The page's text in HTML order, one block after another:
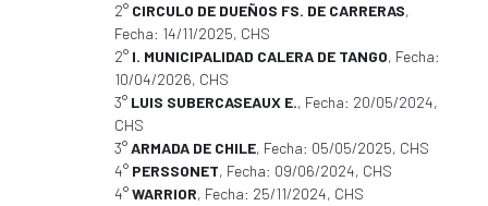
2° CIRCULO DE DUEÑOS FS. DE CARRERAS,
Fecha: 14/11/2025, CHS
2° I. MUNICIPALIDAD CALERA DE TANGO, Fecha:
10/04/2026, CHS
3° LUIS SUBERCASEAUX E., Fecha: 20/05/2024,
CHS
3°ARMADA DE CHILE, Fecha: 05/05/2025, CHS
4° PERSSONET, Fecha: 09/06/2024, CHS
4°WARRIOR, Fecha: 25/11/2024, CHS